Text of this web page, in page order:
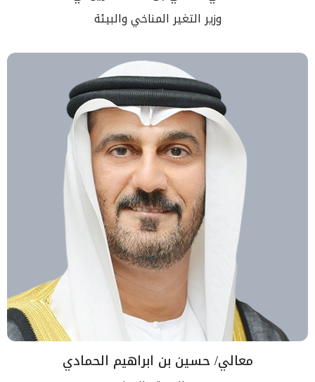
وزير التغير المناخي والبيئة
معالي/ حسين بن ابراهيم الحمادي